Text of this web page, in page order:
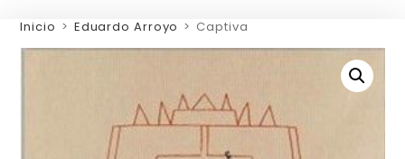
Inicio > Eduardo Arroyo > Captiva